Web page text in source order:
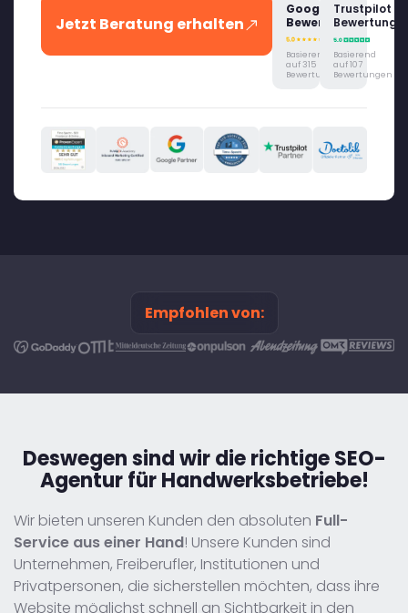
Jetzt Beratung erhalten
Google
Bewertung
Basierend
auf 315
Bewertungen
Trustpilot
Bewertung
Basierend
auf 107
Bewertungen
Empfohlen von:
Deswegen sind wirdie richtige SEO-
Agentur für Handwerksbetriebe!
Wir bieten unseren Kunden den absoluten Full-
Service aus einer Hand! Unsere Kunden sind
Unternehmen, Freiberufler, Institutionen und
Privatpersonen, die sicherstellen möchten, dass ihre
Website möglichst schnell an Sichtbarkeit in den